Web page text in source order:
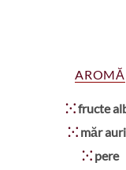
AROMĂ
⁙fructe
⁙ măr
⁙ pere